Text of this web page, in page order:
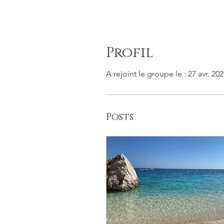
Profil
A rejoint le groupe le : 27 avr.
Posts